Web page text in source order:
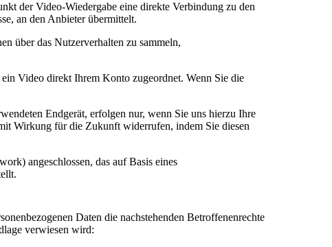
der Video-Wiedergabe eine direkte Verbindung zu den
an den Anbieter übermittelt.
über das Nutzerverhalten zu sammeln,
Video direkt Ihrem Konto zugeordnet. Wenn Sie die
Endgerät, erfolgen nur, wenn Sie uns hierzu Ihre
Wirkung für die Zukunft widerrufen, indem Sie diesen
angeschlossen, das auf Basis eines
Daten die nachstehenden Betroffenenrechte
verwiesen wird: